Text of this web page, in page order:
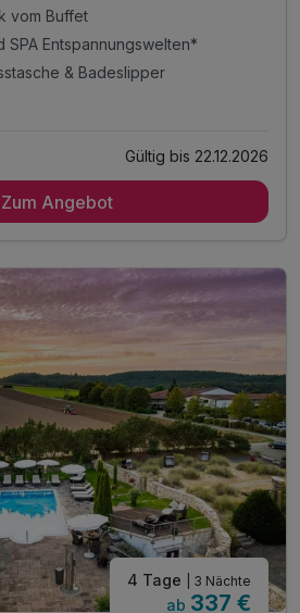
vom Buffet
SPA Entspannungswelten*
& Badeslipper
vom Buffet
im Verleih
kostenfrei im Verleih
dem Zimmer
auf d. Zimmer
Hotel
Gültig bis 22.12.2026
Zum Angebot
4 Tage | 3 Nächte
ab 337 €